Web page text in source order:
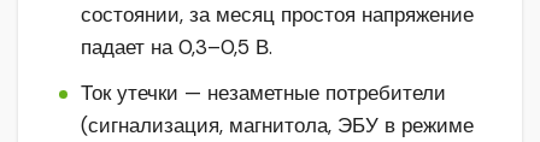
состоянии, за месяц простоя напряжение
падает на 0,3–0,5 В.
Ток утечки — незаметные потребители
(сигнализация, магнитола, ЭБУ в режиме